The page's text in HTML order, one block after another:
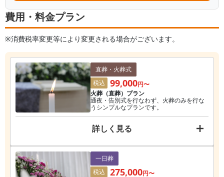
費用・料金プラン
※消費税率変更等により変更される場合がございます。
直葬・火葬式
税込
99,000円〜
火葬（直葬）プラン
通夜・告別式を行なわず、火葬のみを行な
うシンプルなプランです。
詳しく見る
一日葬
税込
275,000円〜